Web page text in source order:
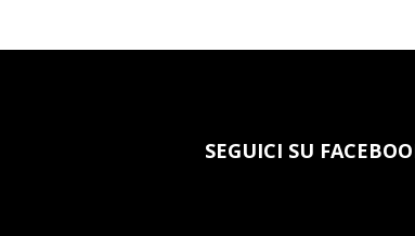
SEGUICI SU